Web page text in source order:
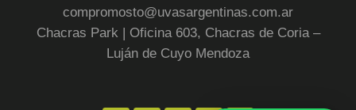
compromosto@uvasargentinas.com.ar
Chacras Park | Oficina 603, Chacras de Coria –
Luján de Cuyo Mendoza